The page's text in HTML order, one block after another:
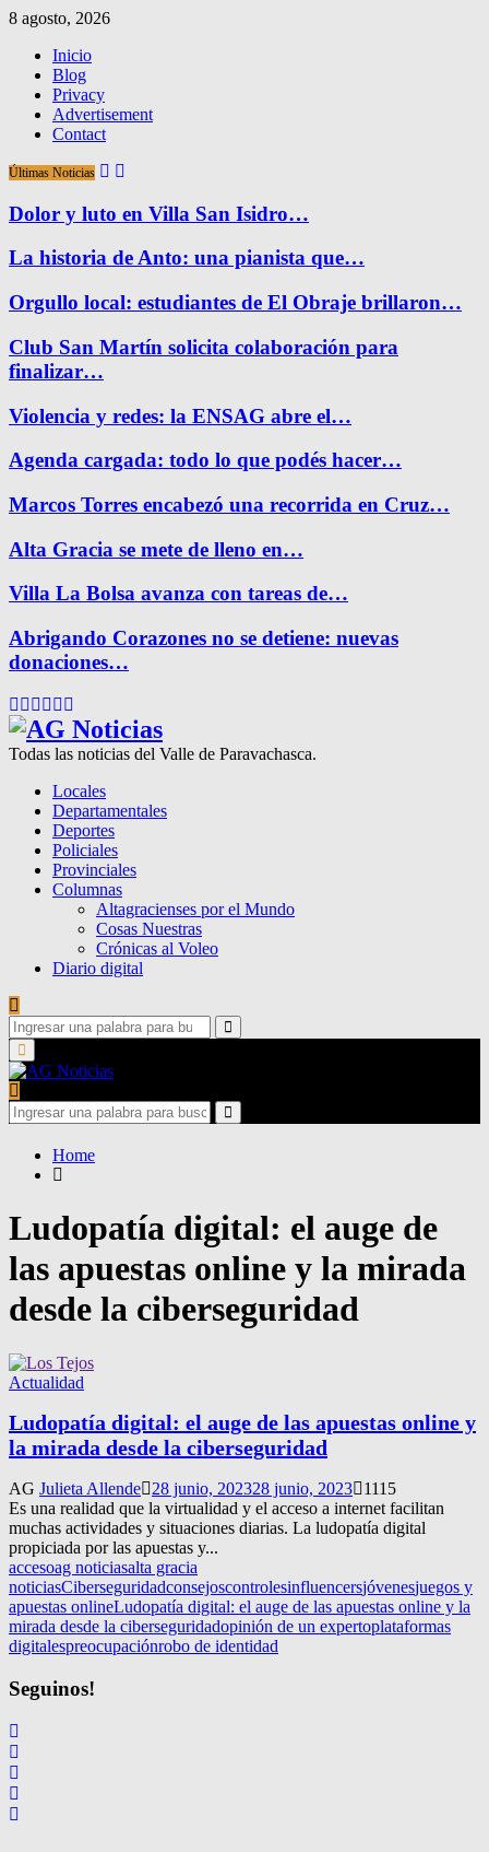
8 agosto, 2026
Inicio
Blog
Privacy
Advertisement
Contact
Últimas Noticias
Dolor y luto en Villa San Isidro…
La historia de Anto: una pianista que…
Orgullo local: estudiantes de El Obraje brillaron…
Club San Martín solicita colaboración para
finalizar…
Violencia y redes: la ENSAG abre el…
Agenda cargada: todo lo que podés hacer…
Marcos Torres encabezó una recorrida en Cruz…
Alta Gracia se mete de lleno en…
Villa La Bolsa avanza con tareas de…
Abrigando Corazones no se detiene: nuevas
donaciones…
Facebook
Twitter
Instagram
Pinterest
Google
Todas las noticias del Valle de Paravachasca.
Locales
Departamentales
Deportes
Policiales
Provinciales
Columnas
Altagracienses por el Mundo
Cosas Nuestras
Crónicas al Voleo
Diario digital
Search
for:
Search
Primary
Menu
Search
for:
Search
Home
Ludopatía digital: el auge de
las apuestas online y la mirada
desde la ciberseguridad
Actualidad
Ludopatía digital: el auge de las apuestas online y
la mirada desde la ciberseguridad
AG Julieta Allende 28 junio, 202328 junio, 2023
1115
Es una realidad que la virtualidad y el acceso a internet facilitan
muchas actividades y situaciones diarias. La ludopatía digital
propiciada por las apuestas y...
accesoag noticiasalta gracia
noticiasCiberseguridadconsejoscontrolesinfluencersjóvenesjuegos y
apuestas onlineLudopatía digital: el auge de las apuestas online y la
mirada desde la ciberseguridadopinión de un expertoplataformas
digitalespreocupaciónrobo de identidad
Seguinos!